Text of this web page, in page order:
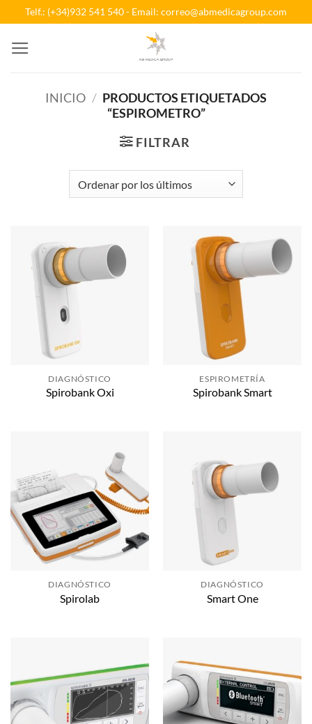
Saltar
contenido
Telf.: (+34)932 541 540 - Email: correo@abmedicagroup.com
INICIO / PRODUCTOS ETIQUETADOS
“ESPIROMETRO”
FILTRAR
DIAGNÓSTICO
Spirobank Oxi
ESPIROMETRÍA
Spirobank Smart
DIAGNÓSTICO
Spirolab
DIAGNÓSTICO
Smart One